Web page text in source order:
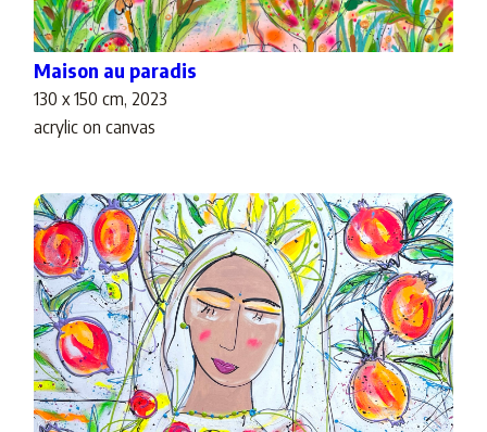
Maison au paradis
130 x 150 cm, 2023
acrylic on canvas